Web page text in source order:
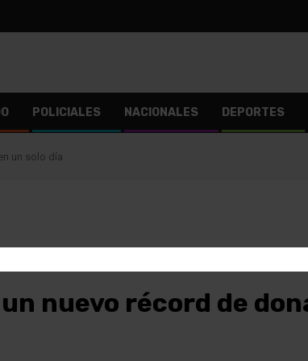
POLICIALES NACIONALES DEPORTES
un solo día
nuevo récord de